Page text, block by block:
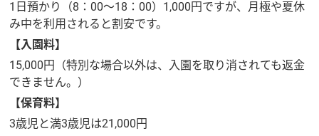
1日預かり（8：00～18：00）1,000円ですが、月極や夏休
み中を利用されると割安です。
【入園料】
15,000円（特別な場合以外は、入園を取り消されても返金
できません。）
【保育料】
3歳児と満3歳児は21,000円